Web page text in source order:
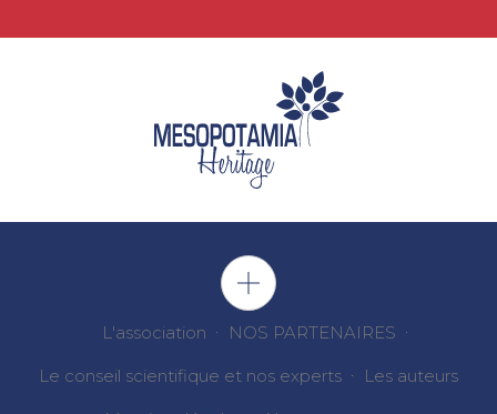
L'association NOS PARTENAIRES
Le conseil scientifique et nos experts Les auteurs